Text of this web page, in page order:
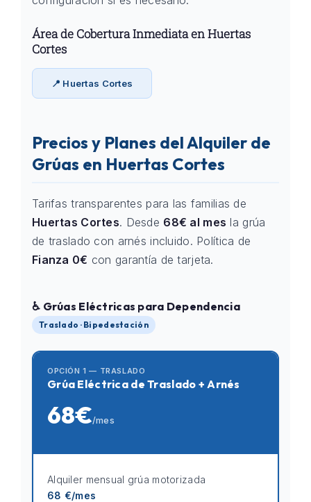
Área de Cobertura Inmediata en Huertas
Cortes
📍 Huertas Cortes
Precios y Planes del Alquiler de
Grúas en Huertas Cortes
Tarifas transparentes para las familias de
Huertas Cortes. Desde 68€ al mes la grúa
de traslado con arnés incluido. Política de
Fianza 0€ con garantía de tarjeta.
♿ Grúas Eléctricas para Dependencia
Traslado · Bipedestación
OPCIÓN 1 — TRASLADO
Grúa Eléctrica de Traslado + Arnés
68€/mes
Alquiler mensual grúa motorizada
68 €/mes